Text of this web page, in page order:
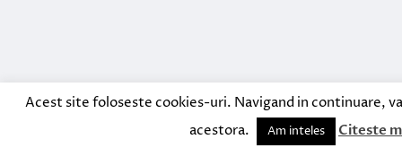
Acest site foloseste cookies-uri. Navigand in continuare,
acestora.
Am inteles Citeste